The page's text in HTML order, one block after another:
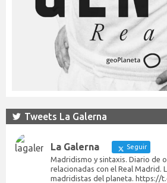
Tweets La Galerna
La Galerna Seguir
Madridismo y sintaxis. Diario de
relacionadas con el Real Madrid.
madridistas del planeta. https://